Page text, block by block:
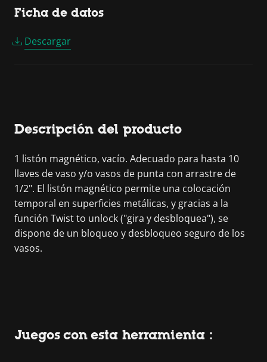
Ficha de datos
Descargar
Descripción del producto
1 listón magnético, vacío. Adecuado para hasta 10
llaves de vaso y/o vasos de punta con arrastre de
1/2". El listón magnético permite una colocación
temporal en superficies metálicas, y gracias a la
función Twist to unlock ("gira y desbloquea"), se
dispone de un bloqueo y desbloqueo seguro de los
vasos.
Juegos con esta herramienta :